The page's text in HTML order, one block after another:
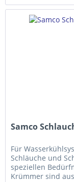
Samco
Für
Schläuche und
speziellen
Krümmer sind